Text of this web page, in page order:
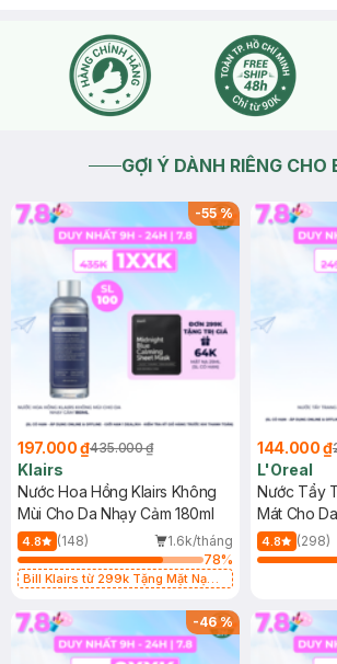
thời điểm nào sẽ tính theo giá trên web
đó nhé . Còn quà tặng có giới hạn khi
check với nhân viên nhé
2024-03-13Thích
GỢI Ý DÀNH RIÊNG CHO
-55%
197.000 ₫435.000 ₫
Klairs
Nước Hoa Hồng Klairs Không
Mùi Cho Da Nhạy Cảm 180ml
4.8 (148)
1.6k/tháng
78%
Bill Klairs từ 299k Tặng Mặt Nạ
25ml (SL Có Hạn)
144.000 ₫
L'Oreal
Nước Tẩy
Mát Cho
400ml
4.8 (298)
-46%